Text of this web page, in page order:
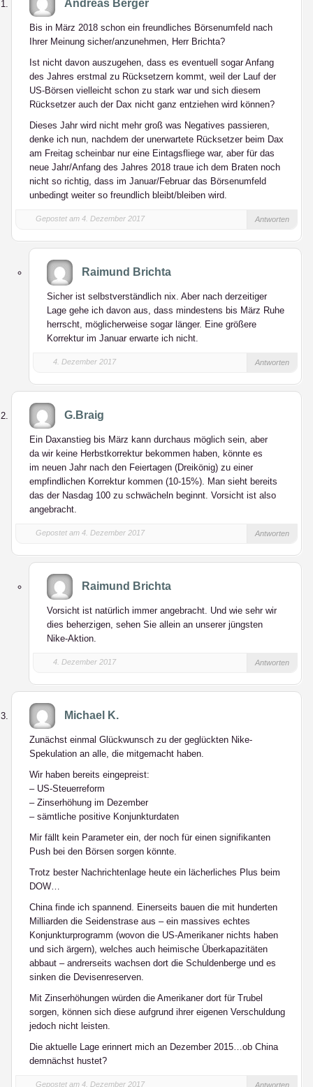
Andreas Berger
Bis in März 2018 schon ein freundliches Börsenumfeld nach
Ihrer Meinung sicher/anzunehmen, Herr Brichta?
Ist nicht davon auszugehen, dass es eventuell sogar Anfang
des Jahres erstmal zu Rücksetzern kommt, weil der Lauf der
US-Börsen vielleicht schon zu stark war und sich diesem
Rücksetzer auch der Dax nicht ganz entziehen wird können?
Dieses Jahr wird nicht mehr groß was Negatives passieren,
denke ich nun, nachdem der unerwartete Rücksetzer beim Dax
am Freitag scheinbar nur eine Eintagsfliege war, aber für das
neue Jahr/Anfang des Jahres 2018 traue ich dem Braten noch
nicht so richtig, dass im Januar/Februar das Börsenumfeld
unbedingt weiter so freundlich bleibt/bleiben wird.
Gepostet am 4. Dezember 2017 Antworten
Raimund Brichta
Sicher ist selbstverständlich nix. Aber nach derzeitiger
Lage gehe ich davon aus, dass mindestens bis März Ruhe
herrscht, möglicherweise sogar länger. Eine größere
Korrektur im Januar erwarte ich nicht.
4. Dezember 2017 Antworten
G.Braig
Ein Daxanstieg bis März kann durchaus möglich sein, aber
da wir keine Herbstkorrektur bekommen haben, könnte es
im neuen Jahr nach den Feiertagen (Dreikönig) zu einer
empfindlichen Korrektur kommen (10-15%). Man sieht bereits
das der Nasdag 100 zu schwächeln beginnt. Vorsicht ist also
angebracht.
Gepostet am 4. Dezember 2017 Antworten
Raimund Brichta
Vorsicht ist natürlich immer angebracht. Und wie sehr wir
dies beherzigen, sehen Sie allein an unserer jüngsten
Nike-Aktion.
4. Dezember 2017 Antworten
Michael K.
Zunächst einmal Glückwunsch zu der geglückten Nike-
Spekulation an alle, die mitgemacht haben.
Wir haben bereits eingepreist:
– US-Steuerreform
– Zinserhöhung im Dezember
– sämtliche positive Konjunkturdaten
Mir fällt kein Parameter ein, der noch für einen signifikanten
Push bei den Börsen sorgen könnte.
Trotz bester Nachrichtenlage heute ein lächerliches Plus beim
DOW…
China finde ich spannend. Einerseits bauen die mit hunderten
Milliarden die Seidenstrase aus – ein massives echtes
Konjunkturprogramm (wovon die US-Amerikaner nichts haben
und sich ärgern), welches auch heimische Überkapazitäten
abbaut – andrerseits wachsen dort die Schuldenberge und es
sinken die Devisenreserven.
Mit Zinserhöhungen würden die Amerikaner dort für Trubel
sorgen, können sich diese aufgrund ihrer eigenen Verschuldung
jedoch nicht leisten.
Die aktuelle Lage erinnert mich an Dezember 2015…ob China
demnächst hustet?
Gepostet am 4. Dezember 2017 Antworten